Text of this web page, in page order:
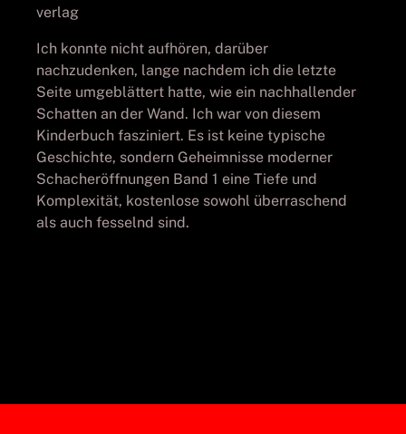
verlag
Ich konnte nicht aufhören, darüber
nachzudenken, lange nachdem ich die letzte
Seite umgeblättert hatte, wie ein nachhallender
Schatten an der Wand. Ich war von diesem
Kinderbuch fasziniert. Es ist keine typische
Geschichte, sondern Geheimnisse moderner
Schacheröffnungen Band 1 eine Tiefe und
Komplexität, kostenlose sowohl überraschend
als auch fesselnd sind.